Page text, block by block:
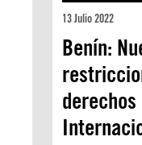
13 Julio 2022
Benín: